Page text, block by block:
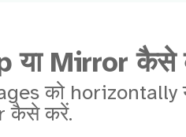
या Mirror कैसे
को horizontally
कैसे करें.